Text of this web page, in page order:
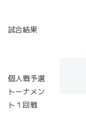
試合結果
個人戦予選
トーナメン
ト１回戦